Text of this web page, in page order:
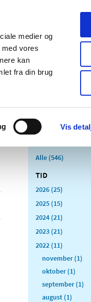
medier og
vores
kan
fra din brug
Vis
Udgivelser
Medicinsk
Særlige
Alle (546)
TID
2026 (25)
2025 (15)
2024 (21)
2023 (21)
2022 (11)
november (1)
oktober (1)
september (1)
august (1)